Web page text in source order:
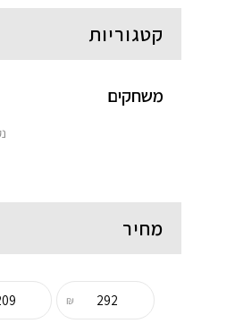
קטגוריות
משחקים
מחיר
₪